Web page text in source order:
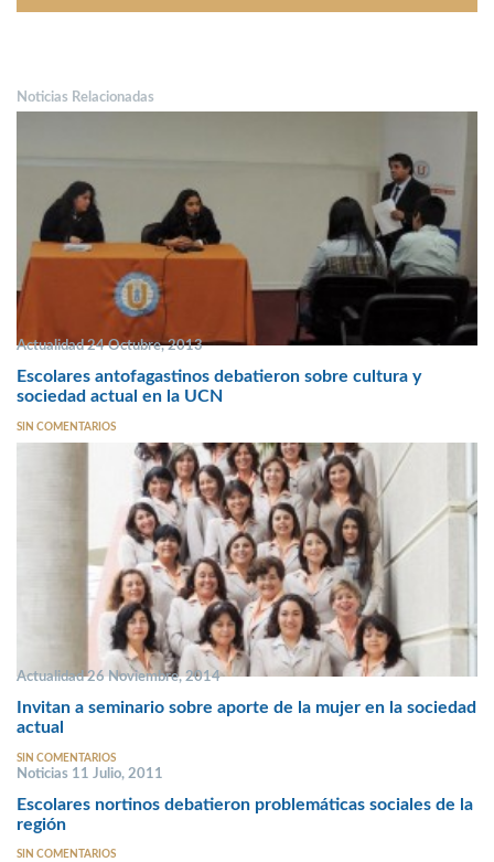
Noticias Relacionadas
Actualidad 24 Octubre, 2013
Escolares antofagastinos debatieron sobre cultura y
sociedad actual en la UCN
SIN COMENTARIOS
Actualidad 26 Noviembre, 2014
Invitan a seminario sobre aporte de la mujer en la sociedad
actual
SIN COMENTARIOS
Noticias 11 Julio, 2011
Escolares nortinos debatieron problemáticas sociales de la
región
SIN COMENTARIOS